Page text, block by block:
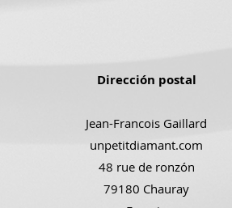
Dirección postal
Jean-Francois Gaillard
unpetitdiamant.com
48 rue de ronzón
79180 Chauray